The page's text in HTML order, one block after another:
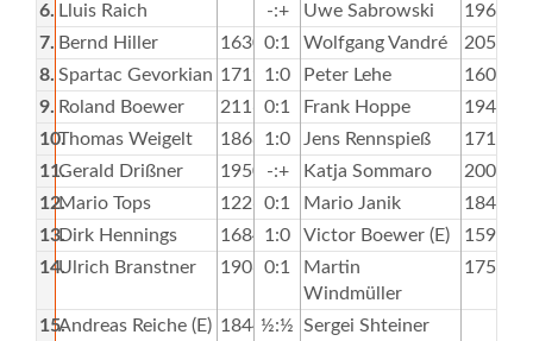
6. Lluis Raich -:+ Uwe Sabrowski
1966
7. Bernd Hiller 1630 0:1 Wolfgang Vandré
2050
8. Spartac Gevorkian 1719 1:0 Peter Lehe
1601
9. Roland Boewer 2116 0:1 Frank Hoppe
1940
10.Thomas Weigelt 1868 1:0 Jens Rennspieß
1718
11.Gerald Drißner 1950 -:+ Katja Sommaro
2006
12.Mario Tops 1226 0:1 Mario Janik
1849
13.Dirk Hennings 1684 1:0 Victor Boewer (E)
1595
14.Ulrich Branstner 1906 0:1
Martin
Windmüller
1750
15.Andreas Reiche (E) 1844½:½ Sergei Shteiner